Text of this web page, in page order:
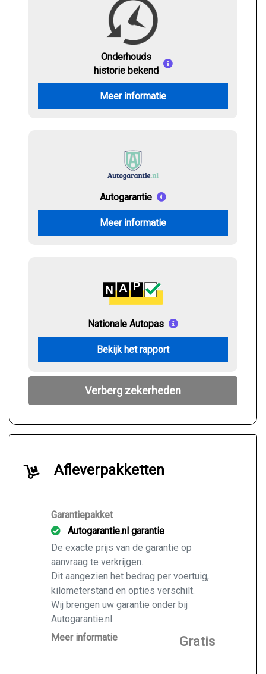
Onderhouds
historie bekend
Meer informatie
Autogarantie
Meer informatie
Nationale Autopas
Bekijk het rapport
Verberg zekerheden
Afleverpakketten
Garantiepakket
Autogarantie.nl garantie
De exacte prijs van de garantie op
aanvraag te verkrijgen.
Dit aangezien het bedrag per voertuig,
kilometerstand en opties verschilt.
Wij brengen uw garantie onder bij
Autogarantie.nl.
Vraag ons naar de mogelijkheden voor
Meer informatie Gratis